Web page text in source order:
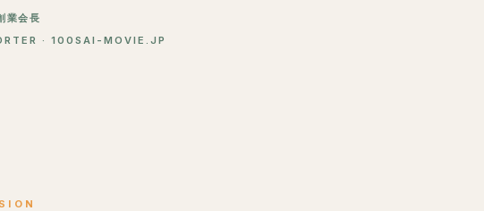
業会長
· 100SAI-MOVIE.JP